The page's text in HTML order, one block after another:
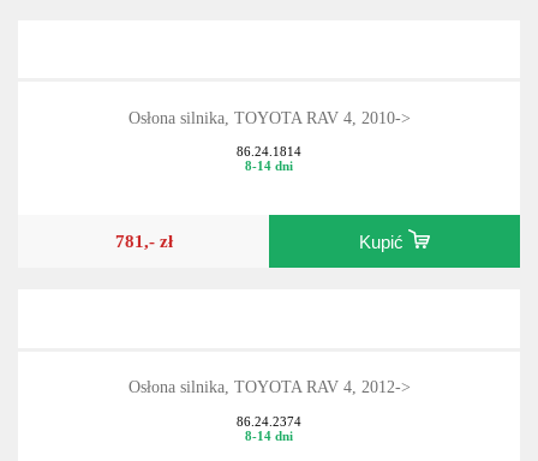
Osłona silnika, TOYOTA RAV 4, 2010->
86.24.1814
8-14 dni
781,- zł Kupić
Osłona silnika, TOYOTA RAV 4, 2012->
86.24.2374
8-14 dni